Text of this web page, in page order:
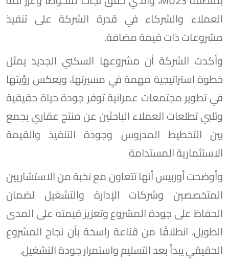
العملاء والشركاء في قدرة الشركة على تنفيذ
مشروعات ذات قيمة مضافة.
وأكدت الشركة أن مشروعها السكني الجديد يمثل
خطوة استراتيجية مهمة في مسيرتها، ويعكس رؤيتها
في تطوير مجتمعات عمرانية توفر جودة حياة حقيقية
وتلبي تطلعات العملاء الباحثين عن منتج عقاري يجمع
بين التخطيط المدروس وجودة التنفيذ والقيمة
الاستثمارية المستدامة
وأوضحت أوربيس أنها تتعاون مع نخبة من الاستشاريين
المتخصصين وشركات الإدارة والتشغيل لضمان
الحفاظ على جودة المشروع وتعزيز قيمته على المدى
الطويل، انطلاقًا من قناعة راسخة بأن نجاح المشروع
الحقيقي يبدأ بعد التسليم واستمرار جودة التشغيل.